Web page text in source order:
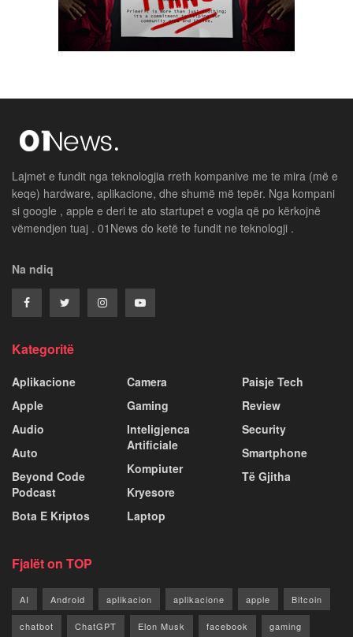
Lajmet e fundit nga teknologjia rreth kompanive me te mira (më e
keqe) hardware, aplikacione, dhe shumë më tepër. Nga kompani
si google , apple e deri te ato startupet e vogla që po kërkojnë
vëmendjen tuaj . 01News do ketë te fundit ne teknologji .
Na ndiq
Kategoritë
Aplikacione
Apple
Audio
Auto
Beyond Code
Podcast
Bota E Kriptos
Camera
Gaming
Inteligjenca
Artificiale
Kompiuter
Kryesore
Laptop
Paisje Tech
Review
Security
Smartphone
Të Gjitha
Fjalët on TOP
AI Android aplikacion aplikacione apple Bitcoin
chatbot ChatGPT Elon Musk facebook gaming